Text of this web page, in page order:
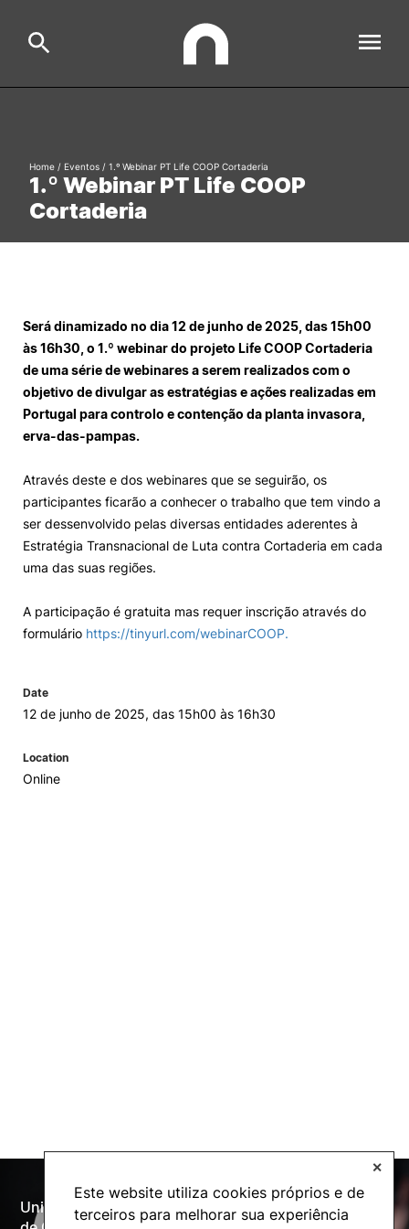
Este website utiliza cookies próprios e de
terceiros para melhorar sua experiência
✕
Estudar
International Relations
Ofertas de Emprego e Informações Úteis
Loja da Agrária
Mudança de Par Instituição/Curso
©2026 Instituto Politécnico de Coimbra. Todos os direitos reservados.
Formative Offer
1.º Webinar PT Life COOP
Cortaderia
Home / Eventos / 1.º Webinar PT Life COOP Cortaderia
Será dinamizado no dia 12 de junho de 2025, das 15h00
às 16h30, o 1.º webinar do projeto Life COOP Cortaderia
de uma série de webinares a serem realizados com o
objetivo de divulgar as estratégias e ações realizadas em
Portugal para controlo e contenção da planta invasora,
erva-das-pampas.
Através deste e dos webinares que se seguirão, os
participantes ficarão a conhecer o trabalho que tem vindo a
ser dessenvolvido pelas diversas entidades aderentes à
Estratégia Transnacional de Luta contra Cortaderia em cada
uma das suas regiões.
A participação é gratuita mas requer inscrição através do
formulário https://tinyurl.com/webinarCOOP.
Date
12 de junho de 2025, das 15h00 às 16h30
Location
Online
Universidade Politécnica
Oferta Formativa